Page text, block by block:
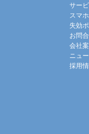
サー
スマ
失効
お問
会社
ニュ
採用